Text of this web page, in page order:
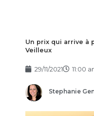
Un prix qui arrive à
Veilleux
29/11/2021 11:00
Stephanie